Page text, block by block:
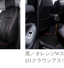
黒／オレンジW
(21クラウンアス